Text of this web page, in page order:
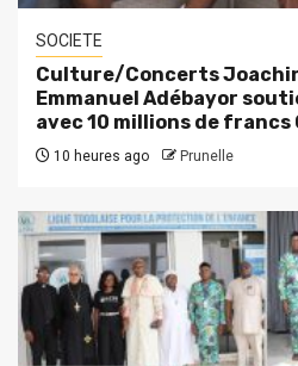
SOCIETE
Culture/Concerts Joachin
Emmanuel Adébayor
avec 10 millions de francs
10 heures ago Prunelle